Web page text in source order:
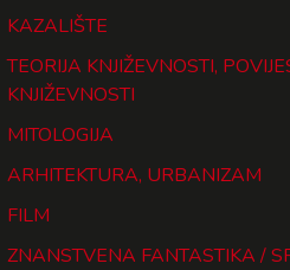
KAZALIŠTE
TEORIJA KNJIŽEVNOSTI,
KNJIŽEVNOSTI
MITOLOGIJA
ARHITEKTURA, URBANIZAM
FILM
ZNANSTVENA FANTASTIKA /